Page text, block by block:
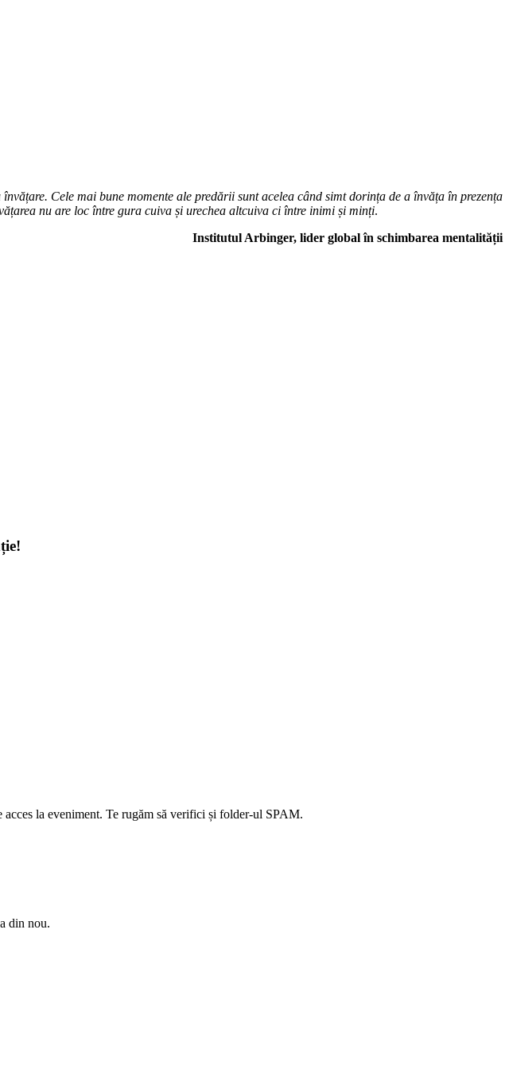
Cele mai bune momente ale predării sunt acelea când simt dorința de a învăța în prezența
nu are loc între gura cuiva și urechea altcuiva ci între inimi și minți.
Institutul Arbinger, lider global în schimbarea mentalității
la eveniment. Te rugăm să verifici și folder-ul SPAM.
din nou.